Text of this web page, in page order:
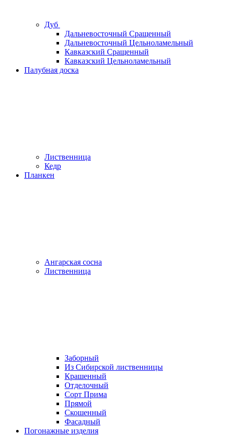
Дуб
Дальневосточный Сращенный
Дальневосточный Цельноламельный
Кавказский Сращенный
Кавказский Цельноламельный
Палубная доска
Лиственница
Кедр
Планкен
Ангарская сосна
Лиственница
Заборный
Из Сибирской лиственницы
Крашенный
Отделочный
Сорт Прима
Прямой
Скошенный
Фасадный
Погонажные изделия